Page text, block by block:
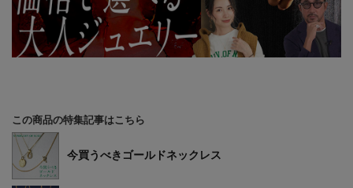
この商品の特集記事はこちら
今買うべきゴールドネックレス